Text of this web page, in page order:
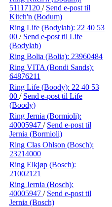
51117120 / Send e-post til
Kitch'n (Bodum)
Ring Life (Bodylab): 22 40 53
00 / Send e-post til Life
(Bodylab)
Ring Bolia (Bolia): 23960484
Ring VITA (Bondi Sands):
64876211
Ring Life (Boody): 22 40 53
00 / Send e-post til Life
(Boody)
Ring Jernia (Bormioli):
40005947 / Send e-post til
Jernia (Bormioli)
Ring Clas Ohlson (Bosch):
23214000
Ring Elkjøp (Bosch):
21002121
Ring Jernia (Bosch):
40005947 / Send e-post til
Jernia (Bosch)